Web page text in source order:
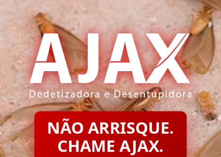
NÃO ARRISQUE.
CHAME AJAX.